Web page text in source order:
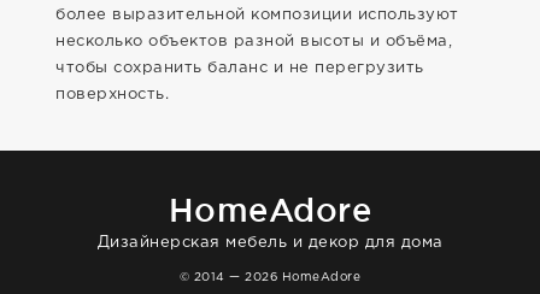
более выразительной композиции используют
несколько объектов разной высоты и объёма,
чтобы сохранить баланс и не перегрузить
поверхность.
HomeAdore
Дизайнерская мебель и декор для дома
© 2014 — 2026 HomeAdore